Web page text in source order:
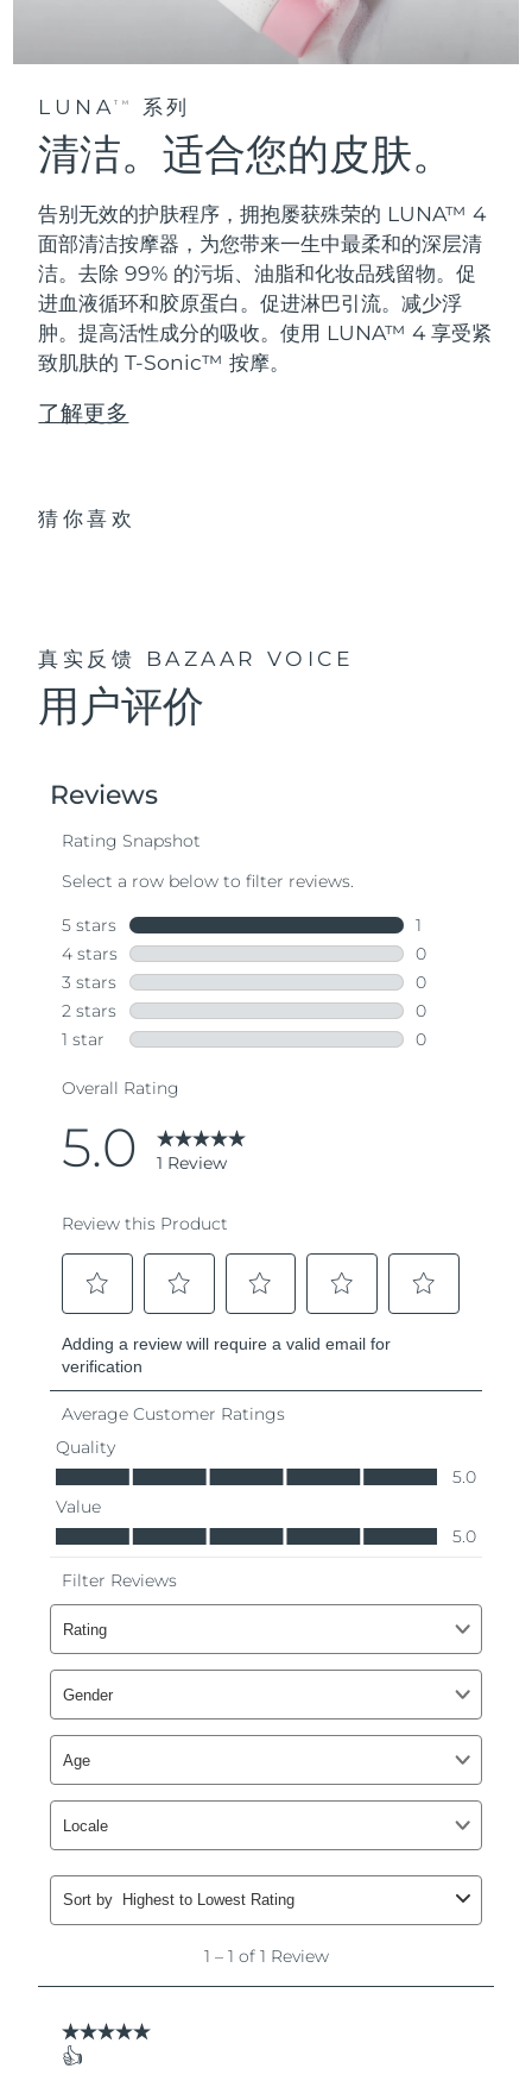
LUNATM 系列
清洁。适合您的皮肤。
告别无效的护肤程序，拥抱屡获殊荣的 LUNA™ 4
面部清洁按摩器，为您带来一生中最柔和的深层清
洁。去除 99% 的污垢、油脂和化妆品残留物。促
进血液循环和胶原蛋白。促进淋巴引流。减少浮
肿。提高活性成分的吸收。使用 LUNA™ 4 享受紧
致肌肤的 T-Sonic™ 按摩。
了解更多
猜你喜欢
真实反馈 BAZAAR VOICE
用户评价